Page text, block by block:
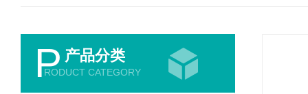
P 产品分类
RODUCT CATEGORY